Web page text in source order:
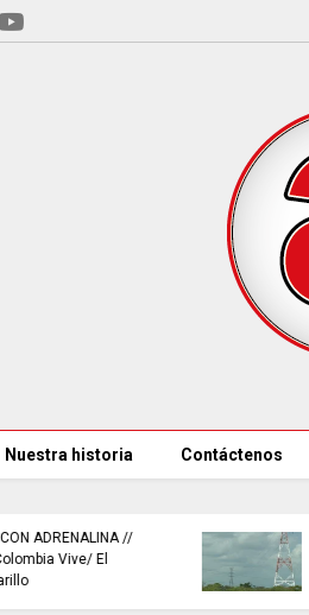
Nuestra historia Contáctenos
NOTICIAS de Cundinamarca con
Juan Helmuth Larrahondo
Cardona